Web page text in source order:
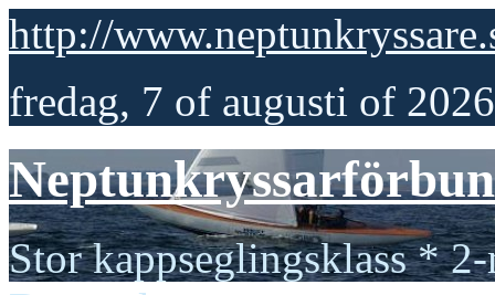
http://
fredag, 7 of augusti of 2026
Stor kappseglingsklass *